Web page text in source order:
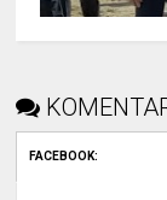
FACEBOOK: